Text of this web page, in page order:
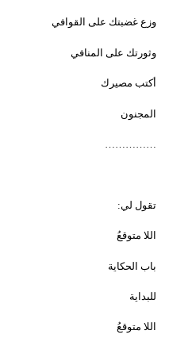
وزع غضبتك على القوافي
وثورتك على المنافي
أكتب مصيرك
المجنون
تقول لي:
اللا متوقعُ
باب الحكاية
للبداية
اللا متوقعُ